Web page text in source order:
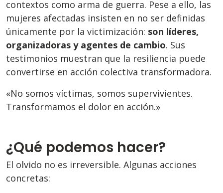
contextos como arma de guerra. Pese a ello, las
mujeres afectadas insisten en no ser definidas
únicamente por la victimización: son líderes,
organizadoras y agentes de cambio. Sus
testimonios muestran que la resiliencia puede
convertirse en acción colectiva transformadora.
«No somos víctimas, somos supervivientes.
Transformamos el dolor en acción.»
¿Qué podemos hacer?
El olvido no es irreversible. Algunas acciones
concretas: